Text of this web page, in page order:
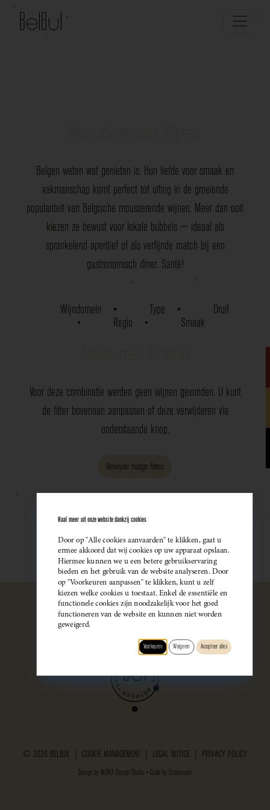
Belgen weten wat genieten is. Hun liefde voor smaak en
vakmanschap komt perfect tot uiting in de groeiende
populariteit van Belgische mousserende wijnen. Meer dan ooit
kiezen ze bewust voor lokale bubbels — ideaal als
sprankelend aperitief of als verfijnde match bij een
gastronomisch diner. Santé!
Wijndomein Type
Druif
Regio
Smaak
Voor deze combinatie werden geen wijnen gevonden. U kunt
de filter bovenaan aanpassen of deze verwijderen via
onderstaande knop.
Verwijder huidge filters
© 2026 BELBUL | COOKIE MANAGEMENT LEGAL NOTICE PRIVACY POLICY
Design by MOKA Design Studio • Code by Crossmark
Haal meer uit onze website dankzij cookies
Door op "Alle cookies aanvaarden" te klikken, gaat u
ermee akkoord dat wij cookies op uw apparaat opslaan.
Hiermee kunnen we u een betere gebruikservaring
bieden en het gebruik van de website analyseren. Door
op "Voorkeuren aanpassen" te klikken, kunt u zelf
kiezen welke cookies u toestaat. Enkel de essentiële en
functionele cookies zijn noodzakelijk voor het goed
functioneren van de website en kunnen niet worden
geweigerd.
Voorkeuren Weigeren Accepteer alles